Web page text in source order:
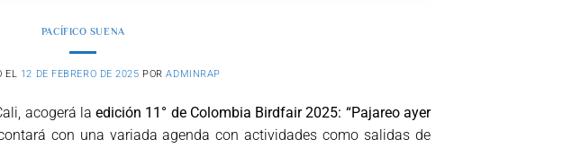
PACÍFICO SUENA
EL 12 DE FEBRERO DE 2025 PORADMINRAP
acogerá laedición 11° de Colombia Birdfair 2025: “Pajareo ayer
con una variada agenda con actividades como salidas de